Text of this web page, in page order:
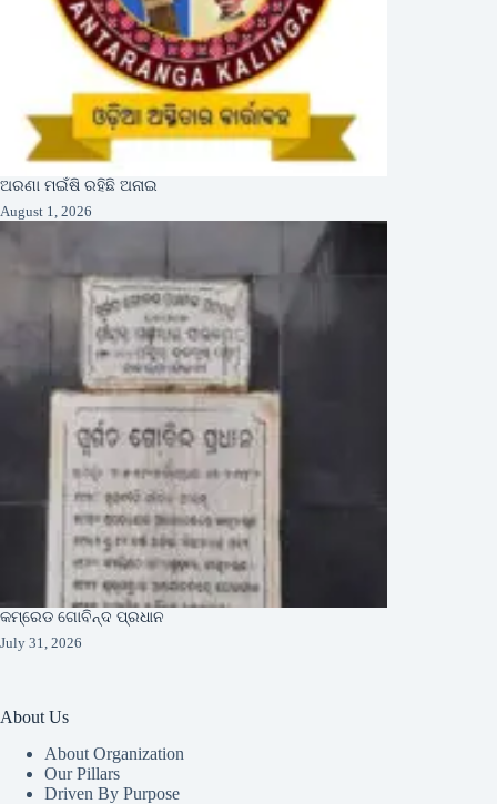
ଅରଣା ମଇଁଷି ରହିଛି ଅନାଇ
August 1, 2026
କମ୍ରେଡ ଗୋବିନ୍ଦ ପ୍ରଧାନ
July 31, 2026
About Us
About Organization
Our Pillars
Driven By Purpose​